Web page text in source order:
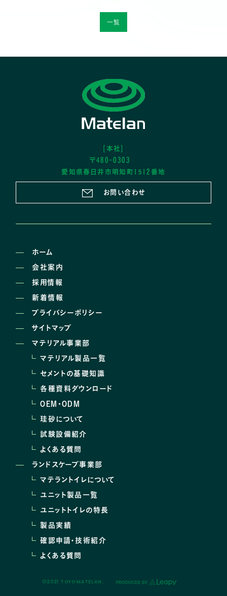
一覧
[本社]
〒480-0303
愛知県春日井市明知町1512番地
お問い合わせ
ホーム
会社案内
採用情報
新着情報
プライバシーポリシー
サイトマップ
マテリアル事業部
マテリアル製品一覧
セメントの基礎知識
各種資料ダウンロード
OEM･ODM
珪砂について
試験設備紹介
よくある質問
ランドスケープ事業部
マテラントイレについて
ユニット製品一覧
ユニットトイレの特長
製品実績
確認申請・技術紹介
よくある質問
©2021 TOYOMATELAN.